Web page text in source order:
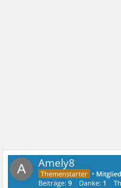
A Amely8
• Mitglied
Beiträge:9 Danke: 1